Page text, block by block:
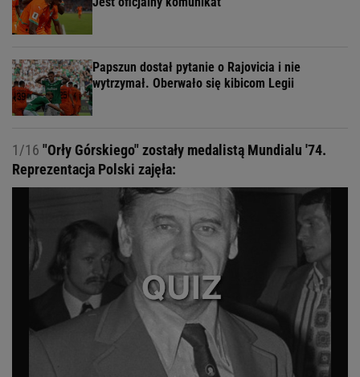
Papszun dostał pytanie o Rajovicia i nie
wytrzymał. Oberwało się kibicom Legii
1/16 "Orły Górskiego" zostały medalistą Mundialu '74.
Reprezentacja Polski zajęła: